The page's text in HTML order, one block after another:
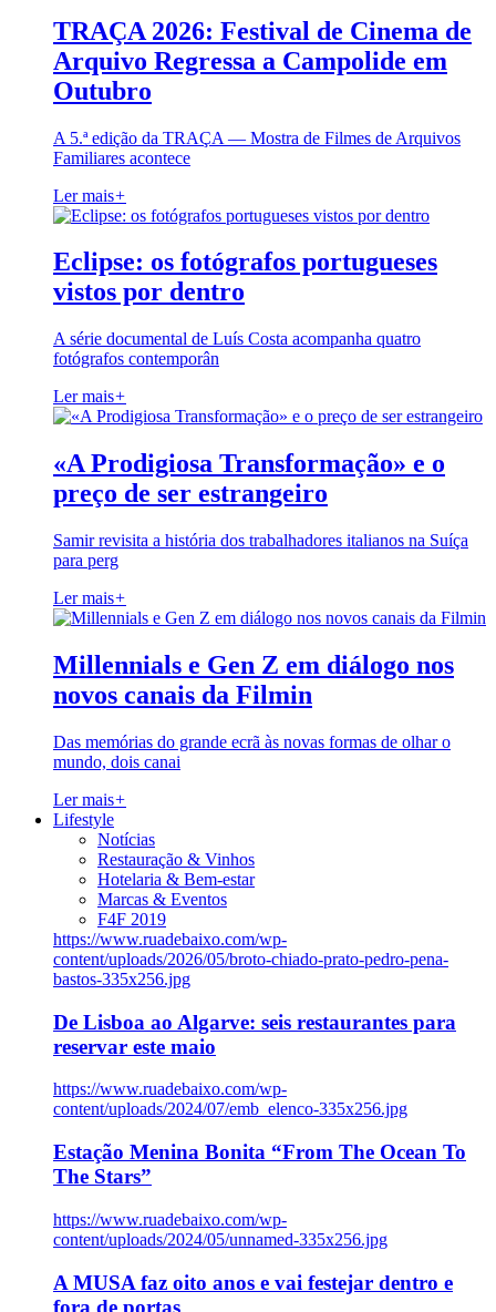
TRAÇA 2026: Festival de Cinema de
Arquivo Regressa a Campolide em
Outubro
A 5.ª edição da TRAÇA — Mostra de Filmes de Arquivos
Familiares acontece
Ler mais+
Eclipse: os fotógrafos portugueses
vistos por dentro
A série documental de Luís Costa acompanha quatro
fotógrafos contemporân
Ler mais+
«A Prodigiosa Transformação» e o
preço de ser estrangeiro
Samir revisita a história dos trabalhadores italianos na Suíça
para perg
Ler mais+
Millennials e Gen Z em diálogo nos
novos canais da Filmin
Das memórias do grande ecrã às novas formas de olhar o
mundo, dois canai
Ler mais+
Lifestyle
Notícias
Restauração & Vinhos
Hotelaria & Bem-estar
Marcas & Eventos
F4F 2019
https://www.ruadebaixo.com/wp-
content/uploads/2026/05/broto-chiado-prato-pedro-pena-
bastos-335x256.jpg
De Lisboa ao Algarve: seis restaurantes para
reservar este maio
https://www.ruadebaixo.com/wp-
content/uploads/2024/07/emb_elenco-335x256.jpg
Estação Menina Bonita “From The Ocean To
The Stars”
https://www.ruadebaixo.com/wp-
content/uploads/2024/05/unnamed-335x256.jpg
A MUSA faz oito anos e vai festejar dentro e
fora de portas